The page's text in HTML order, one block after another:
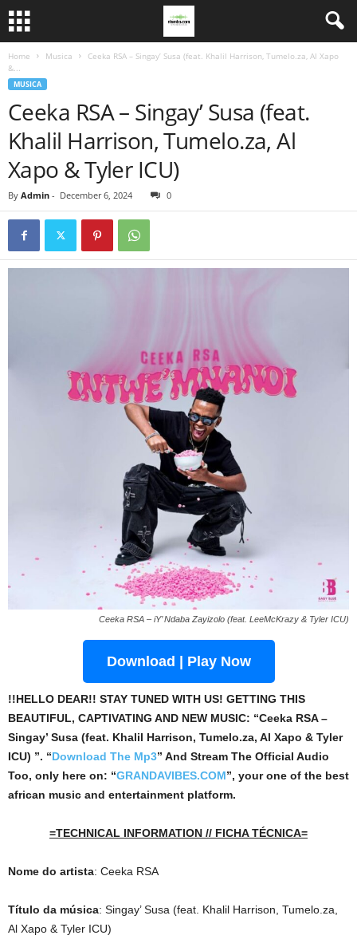
Home Musica
Ceeka RSA – Singay’ Susa (feat. Khalil Harrison, Tumelo.za, Al Xapo
&...
MUSICA
Ceeka RSA – Singay’ Susa (feat.
Khalil Harrison, Tumelo.za, Al
Xapo & Tyler ICU)
By Admin - December 6, 2024 0
Ceeka RSA – iY’ Ndaba Zayizolo (feat. LeeMcKrazy & Tyler ICU)
Download | Play Now
!!HELLO DEAR!! STAY TUNED WITH US! GETTING THIS
BEAUTIFUL, CAPTIVATING AND NEW MUSIC: “Ceeka RSA –
Singay’ Susa (feat. Khalil Harrison, Tumelo.za, Al Xapo & Tyler
ICU) ”. “Download The Mp3” And Stream The Official Audio
Too, only here on: “GRANDAVIBES.COM”, your one of the best
african music and entertainment platform.
=TECHNICAL INFORMATION // FICHA TÉCNICA=
Nome do artista: Ceeka RSA
Título da música: Singay’ Susa (feat. Khalil Harrison, Tumelo.za,
Al Xapo & Tyler ICU)